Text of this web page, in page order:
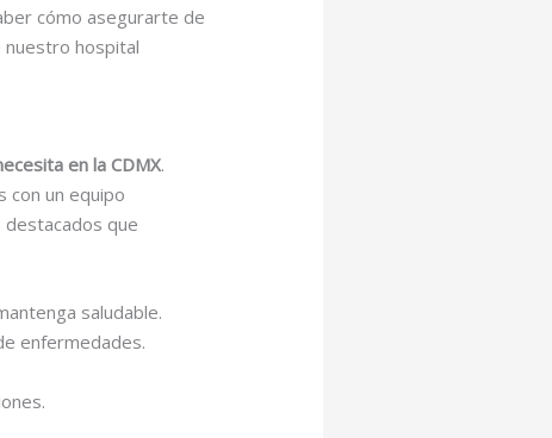
cómo asegurarte de
nuestro hospital
en la CDMX.
con un equipo
destacados que
saludable.
enfermedades.